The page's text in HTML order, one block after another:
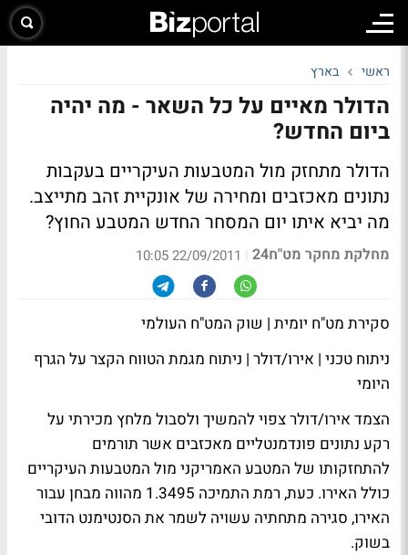
ראשי בארץ
הדולר מאיים על כל השאר - מה יהיה
ביום החדש?
הדולר מתחזק מול המטבעות העיקריים בעקבות
נתונים מאכזבים ומחירה של אונקיית זהב מתייצב.
מה יביא איתו יום המסחר החדש המטבע החוץ?
מחלקת מחקר מט"ח24 |
22/09/2011 10:05
סקירת מט"ח יומית | שוק המט"ח העולמי
ניתוח טכני | אירו/דולר | ניתוח מגמת הטווח הקצר על הגרף
היומי
הצמד אירו/דולר צפוי להמשיך ולסבול מלחץ מכירתי על
רקע נתונים פונדמנטליים מאכזבים אשר תורמים
להתחזקותו של המטבע האמריקני מול המטבעות העיקריים
כולל האירו. כעת, רמת התמיכה 1.3495 מהווה מבחן עבור
האירו, סגירה מתחתיה עשויה לשמר את הסנטימנט הדובי
בשוק.